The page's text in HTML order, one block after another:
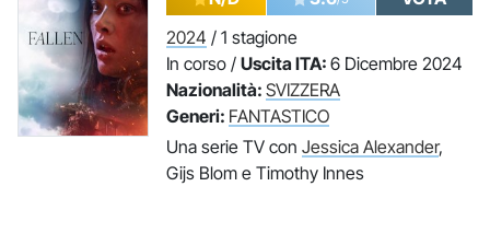
2024 / 1 stagione
In corso / Uscita ITA: 6 Dicembre 2024
Nazionalità: SVIZZERA
Generi: FANTASTICO
Una serie TV con Jessica Alexander,
Gijs Blom e Timothy Innes